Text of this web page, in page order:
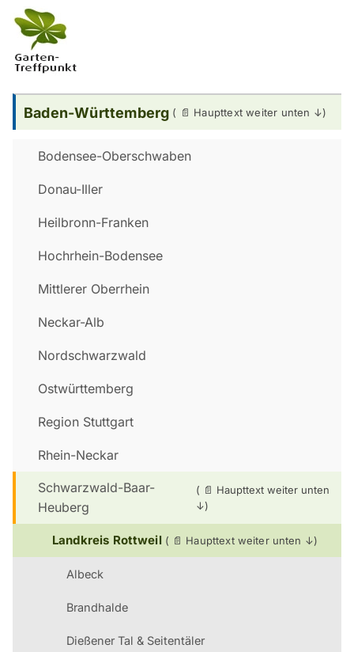
Baden-Württemberg
Bodensee-Oberschwaben
Donau-Iller
Heilbronn-Franken
Hochrhein-Bodensee
Mittlerer Oberrhein
Neckar-Alb
Nordschwarzwald
Ostwürttemberg
Region Stuttgart
Rhein-Neckar
Schwarzwald-Baar-
Heuberg
Landkreis Rottweil
Albeck
Brandhalde
Dießener Tal & Seitentäler